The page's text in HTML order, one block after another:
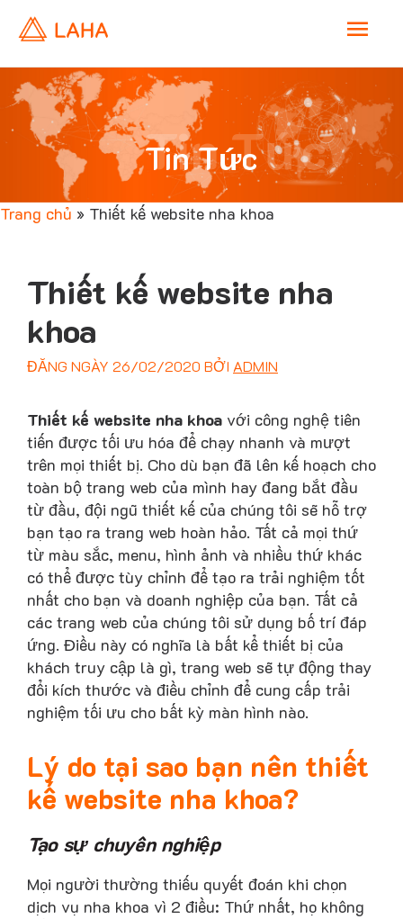
M
a
i
n
Trang chủ » Thiết kế website nha khoa
Tin Tức
Tin Tức
Thiết kế website nha
khoa
ĐĂNG NGÀY 26/02/2020 BỞI ADMIN
Thiết kế website nha khoa với công nghệ tiên
tiến được tối ưu hóa để chạy nhanh và mượt
trên mọi thiết bị. Cho dù bạn đã lên kế hoạch cho
toàn bộ trang web của mình hay đang bắt đầu
từ đầu, đội ngũ thiết kế của chúng tôi sẽ hỗ trợ
bạn tạo ra trang web hoàn hảo. Tất cả mọi thứ
từ màu sắc, menu, hình ảnh và nhiều thứ khác
có thể được tùy chỉnh để tạo ra trải nghiệm tốt
nhất cho bạn và doanh nghiệp của bạn. Tất cả
các trang web của chúng tôi sử dụng bố trí đáp
ứng. Điều này có nghĩa là bất kể thiết bị của
khách truy cập là gì, trang web sẽ tự động thay
đổi kích thước và điều chỉnh để cung cấp trải
nghiệm tối ưu cho bất kỳ màn hình nào.
Lý do tại sao bạn nên thiết
kế website nha khoa?
Tạo sự chuyên nghiệp
Mọi người thường thiếu quyết đoán khi chọn
dịch vụ nha khoa vì 2 điều: Thứ nhất, họ không